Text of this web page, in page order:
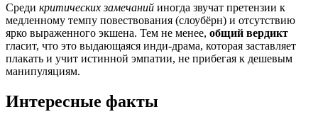
Среди критических замечаний иногда звучат претензии к
медленному темпу повествования (слоубёрн) и отсутствию
ярко выраженного экшена. Тем не менее, общий вердикт
гласит, что это выдающаяся инди-драма, которая заставляет
плакать и учит истинной эмпатии, не прибегая к дешевым
манипуляциям.
Интересные факты